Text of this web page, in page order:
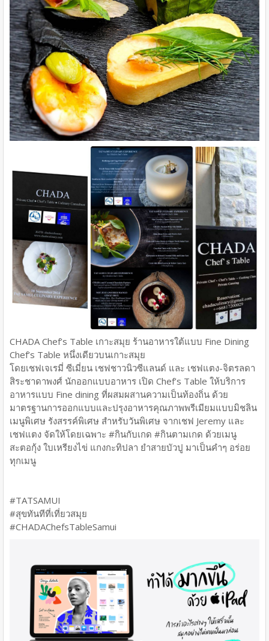
CHADA Chef’s Table เกาะสมุย ร้านอาหารใต้แบบ Fine Dining
Chef’s Table หนึ่งเดียวบนเกาะสมุย
โดยเชฟเจเรมี่ ซีเมี่ยน เชฟชาวนิวซีแลนด์ และ เชฟแตง-จิตรลดา
สิระชาดาพงศ์ นักออกแบบอาหาร เปิด Chef’s Table ให้บริการ
อาหารแบบ Fine dining ที่ผสมผสานความเป็นท้องถิ่น ด้วย
มาตรฐานการออกแบบและปรุงอาหารคุณภาพพรีเมียมแบบมิชลิน
เมนูพิเศษ รังสรรค์พิเศษ สำหรับวันพิเศษ จากเชฟ Jeremy และ
เชฟแตง จัดให้โดยเฉพาะ #กินกับเกด #กินตามเกด ด้วยเมนู
สะตอกุ้ง ใบเหรียงไข่ แกงกะทิปลา ยำสายบัวปู มาเป็นคำๆ อร่อย
ทุกเมนู
#TATSAMUI
#สุขทันทีที่เที่ยวสมุย
#CHADAChefsTableSamui